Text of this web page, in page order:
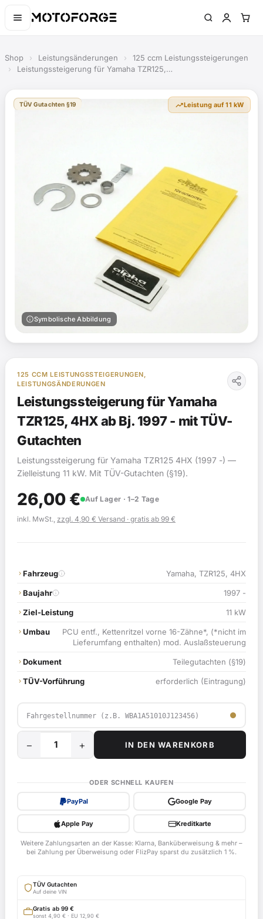
Shop › Leistungsänderungen ›
125 ccm Leistungssteigerungen
›
Leistungssteigerung für Yamaha TZR125,…
TÜV Gutachten §19 trending_upLeistung auf 11 kW
infoSymbolische Abbildung
125 CCM LEISTUNGSSTEIGERUNGEN,
LEISTUNGSÄNDERUNGEN
Leistungssteigerung für Yamaha
TZR125, 4HX ab Bj. 1997 - mit TÜV-
Gutachten
Leistungssteigerung für Yamaha TZR125 4HX (1997 -) —
Zielleistung 11 kW. Mit TÜV-Gutachten (§19).
26,00 € Auf Lager · 1–2 Tage
inkl. MwSt., zzgl. 4,90 € Versand · gratis ab 99 €
Fahrzeug Yamaha, TZR125, 4HX
Baujahr 1997 -
Ziel-Leistung 11 kW
Umbau
PCU entf., Kettenritzel vorne 16-Zähne*, (*nicht im
Lieferumfang enthalten) mod. Auslaßsteuerung
Dokument Teilegutachten (§19)
TÜV-Vorführung erforderlich (Eintragung)
Leistungssteigerung
1997
TÜV-
Gutachten
− + IN DEN WARENKORB
ODER SCHNELL KAUFEN
PayPal Google Pay
Apple Pay Kreditkarte
Weitere Zahlungsarten an der Kasse: Klarna, Banküberweisung & mehr –
bei Zahlung per Überweisung oder FlizPay sparst du zusätzlich 1 %.
TÜV Gutachten
Auf deine VIN
Gratis ab 99 €
sonst 4,90 € · EU 12,90 €